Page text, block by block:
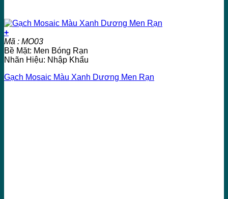
+
Mã : MO03
Bề Mặt: Men Bóng Rạn
Nhãn Hiệu: Nhập Khẩu
Gạch Mosaic Màu Xanh Dương Men Rạn